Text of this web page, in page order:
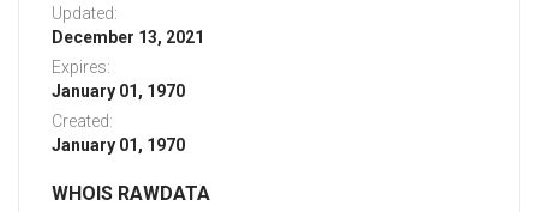
Updated:
December 13, 2021
Expires:
January 01, 1970
Created:
January 01, 1970
WHOIS RAWDATA